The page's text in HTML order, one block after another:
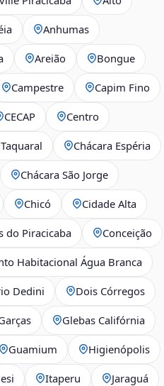
Anhumas
Areião Bongue
Campestre Capim Fino
CECAP Centro
Chácara Espéria
Chácara São Jorge
Chicó Cidade Alta
do Piracicaba Conceição
Habitacional Água Branca
Dedini Dois Córregos
Glebas Califórnia
Guamium Higienópolis
Itaperu Jaraguá